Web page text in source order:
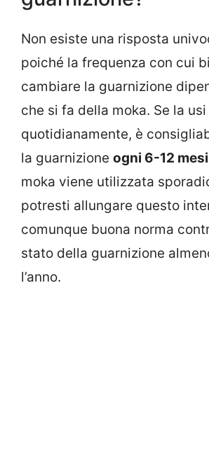
Non esiste una risposta
poiché la frequenza con cui
cambiare la guarnizione
che si fa della moka. Se la usi
quotidianamente, è
la guarnizione ogni 6-12 mesi
moka viene utilizzata
potresti allungare questo
comunque buona norma
stato della guarnizione
l’anno.